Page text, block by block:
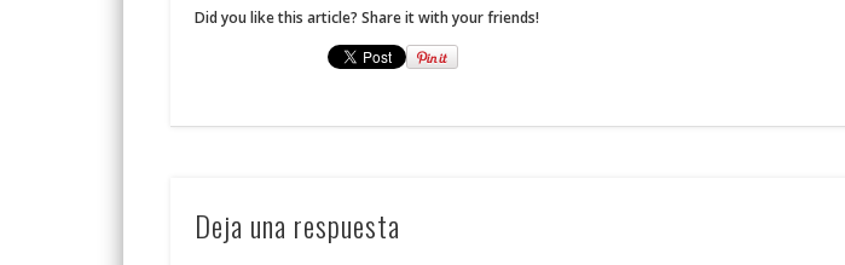
Did you like this article? Share it with your friends!
Deja una respuesta